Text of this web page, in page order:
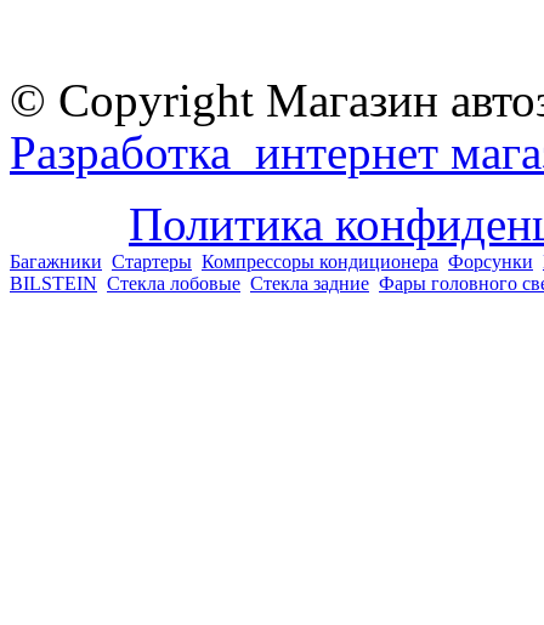
© Copyright Магазин
Разработка интернет
Политика
Багажники Стартеры Компрессоры кондиционера Форсунки
BILSTEIN Стекла лобовые Стекла задние Фары головного